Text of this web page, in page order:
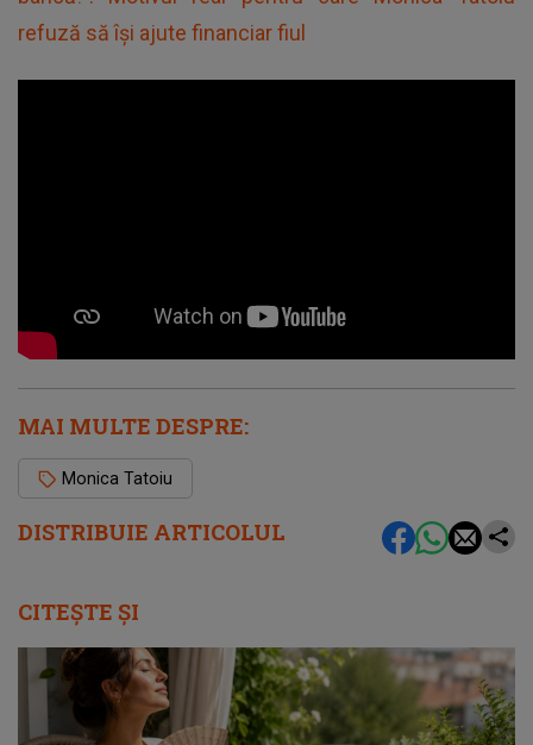
DISTRIBUIE ARTICOLUL
refuză să își ajute financiar fiul
MAI MULTE DESPRE:
Monica Tatoiu
CITEȘTE ȘI